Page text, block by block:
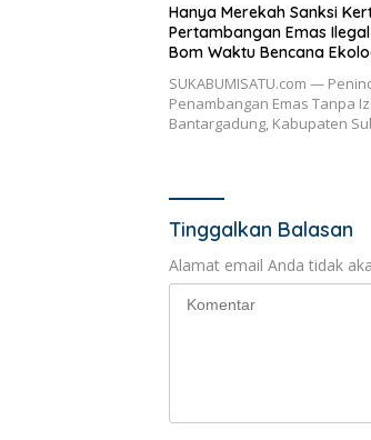
Hanya Merekah Sanksi
Pertambangan Emas
Bom Waktu Bencana
SUKABUMISATU.com —
Penambangan Emas Tanpa
Bantargadung, Kabupaten
Tinggalkan Balasan
Alamat email Anda tidak